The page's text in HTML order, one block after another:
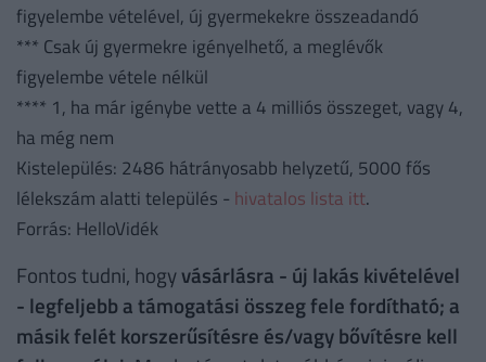
figyelembe vételével, új gyermekekre összeadandó
*** Csak új gyermekre igényelhető, a meglévők
figyelembe vétele nélkül
**** 1, ha már igénybe vette a 4 milliós összeget, vagy 4,
ha még nem
Kistelepülés: 2486 hátrányosabb helyzetű, 5000 fős
lélekszám alatti település - hivatalos lista itt.
Forrás: HelloVidék
Fontos tudni, hogyvásárlásra - új lakás kivételével
- legfeljebb a támogatási összeg fele fordítható; a
másik felét korszerűsítésre és/vagy bővítésre kell